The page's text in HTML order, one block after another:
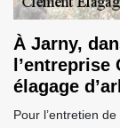
À Jarny,
élagage
Pour l’entretien